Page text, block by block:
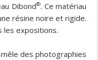
Dibond®. Ce matériau
résine noire et rigide.
les expositions.
mêle des photographies